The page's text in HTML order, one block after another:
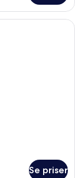
1 kingsize-seng,
Se priser